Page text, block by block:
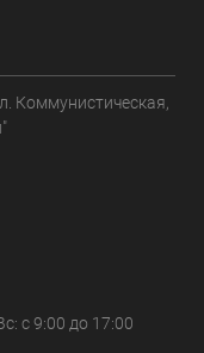
Коммунистическая,
с 9:00 до 17:00